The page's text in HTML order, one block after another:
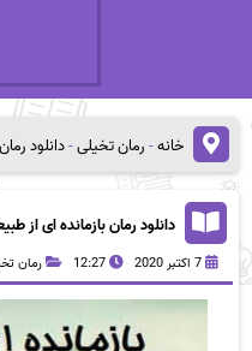
خانه-رمان تخیلی-دانلود
دانلود رمان بازمانده ای از
7 اکتبر 2020 12:27 رمان